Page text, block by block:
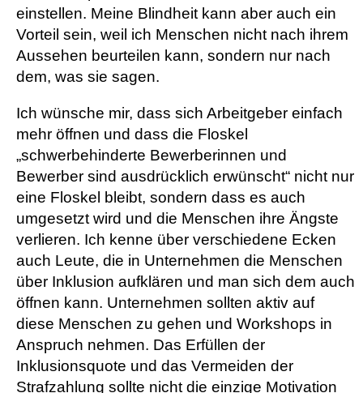
einstellen. Meine Blindheit kann aber auch ein
Vorteil sein, weil ich Menschen nicht nach ihrem
Aussehen beurteilen kann, sondern nur nach
dem, was sie sagen.
Ich wünsche mir, dass sich Arbeitgeber einfach
mehr öffnen und dass die Floskel
„schwerbehinderte Bewerberinnen und
Bewerber sind ausdrücklich erwünscht“ nicht nur
eine Floskel bleibt, sondern dass es auch
umgesetzt wird und die Menschen ihre Ängste
verlieren. Ich kenne über verschiedene Ecken
auch Leute, die in Unternehmen die Menschen
über Inklusion aufklären und man sich dem auch
öffnen kann. Unternehmen sollten aktiv auf
diese Menschen zu gehen und Workshops in
Anspruch nehmen. Das Erfüllen der
Inklusionsquote und das Vermeiden der
Strafzahlung sollte nicht die einzige Motivation